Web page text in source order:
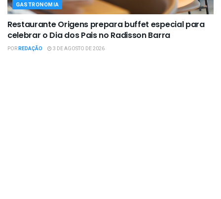
GASTRONOMIA
Restaurante Origens prepara buffet especial para
celebrar o Dia dos Pais no Radisson Barra
PORREDAÇÃO 3 DE AGOSTO DE 2026